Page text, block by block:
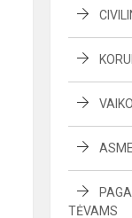
TĖVAMS